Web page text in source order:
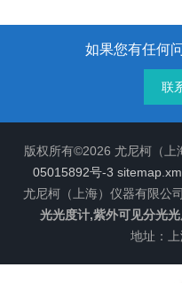
如果您有任何
联
版权所有©2026 尤尼柯（上
05015892号-3
尤尼柯（上海）仪器有限公
光光度计,紫外可见分光
地址：